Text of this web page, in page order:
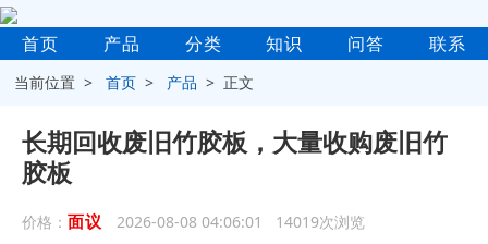
首页 产品 分类 知识 问答 联系
当前位置 >首页 > 产品 > 正文
长期回收废旧竹胶板，大量收购废旧竹
胶板
价格： 面议 2026-08-08 04:06:01 14019次浏览